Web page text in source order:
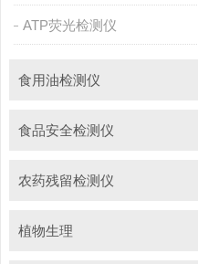
ATP荧光检测仪
食用油检测仪
食品安全检测仪
农药残留检测仪
植物生理